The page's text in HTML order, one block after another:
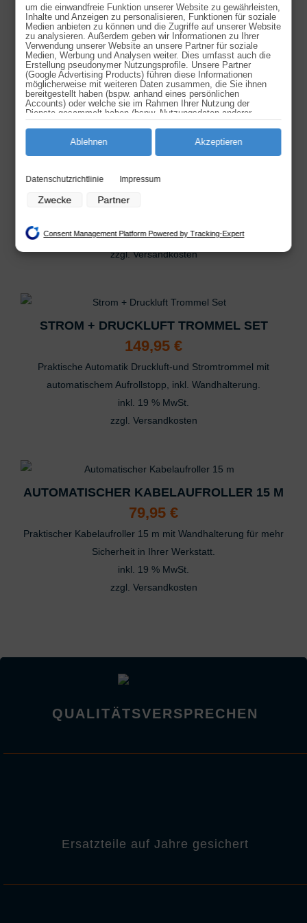
159,95€ Ursprünglicher
Preis
war:
159,95 €
139,95€Aktueller
Preis
ist:
139,95 €.
Automatische Druckluft Trommel mit Kompressor +
praktischer Wandhalterung 7 m Schlauch
inkl. 19 % MwSt.
zzgl.Versandkosten
AUTOMATIK DRUCKLUFTTROMMEL 10 M
79,95
Praktische Automatik Drucklufttrommel mit automatischem
inkl. 19 % MwSt.
zzgl.Versandkosten
STROM + DRUCKLUFT TROMMEL SET
149,95 €
Praktische Automatik Druckluft-und Stromtrommel mit
automatischem Aufrollstopp, inkl. Wandhalterung.
inkl. 19 % MwSt.
zzgl. Versandkosten
AUTOMATISCHER KABELAUFROLLER 15 M
79,95 €
Praktischer Kabelaufroller 15 m mit Wandhalterung für mehr
Sicherheit in Ihrer Werkstatt.
inkl. 19 % MwSt.
zzgl. Versandkosten
QUALITÄTSVERSPRECHEN
Ersatzteile auf Jahre gesichert
um die einwandfreie Funktion unserer Website zu gewährleisten,
Inhalte und Anzeigen zu personalisieren, Funktionen für soziale
Medien anbieten zu können und die Zugriffe auf unserer Website
zu analysieren. Außerdem geben wir Informationen zu Ihrer
Verwendung unserer Website an unsere Partner für soziale
Medien, Werbung und Analysen weiter. Dies umfasst auch die
Erstellung pseudonymer Nutzungsprofile. Unsere Partner
(Google Advertising Products) führen diese Informationen
möglicherweise mit weiteren Daten zusammen, die Sie ihnen
bereitgestellt haben (bspw. anhand eines persönlichen
Accounts) oder welche sie im Rahmen Ihrer Nutzung der
Dienste gesammelt haben (bspw. Nutzungsdaten anderer
Geräte). Ihre Einwilligung zur Nutzung von Cookies und Pixeln
können Sie jederzeit widerrufen, indem Sie auf den
Datenschutz-Button links unten klicken und dort die
Zwecke der Datenverarbeitung durch unsere Partner:
Erstellung von Profilen für personalisierte Werbung
Verwendung von Profilen zur Auswahl personalisierter Werbung
Erstellung von Profilen zur Personalisierung von Inhalten
Messung der Werbeleistung
Analyse von Zielgruppen durch Statistiken oder Kombinationen von Daten
Entwicklung und Verbesserung der Angebote
Verwendung reduzierter Daten zur Auswahl von Inhalten
Endgeräteeigenschaften zur Identifikation aktiv abfragen
Datenschutzrichtlinie Impressum
Zwecke Partner
Ablehnen Akzeptieren
Consent Management Platform Powered by Tracking-Expert